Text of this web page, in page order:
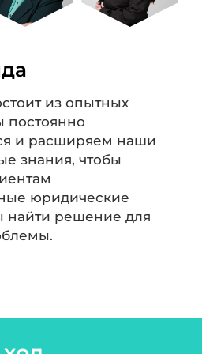
из опытных
постоянно
и расширяем наши
знания, чтобы
юридические
найти решение для